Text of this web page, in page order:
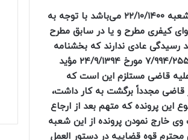
«… شکایت علیه اینجانب در اثنای رسیدگی به پرونده مطرح گردیده است و… تاریخ ارجاع پرونده به این شعبه ۲۲/۱۰/۱۴۰۰ می‌باشد با توجه به
دعوای کیفری مطرح و یا در سابق مطرح
رسیدگی عادی ندارند که بخشنامه
ریاست محترم وقت قوه قضاییه به شماره ۸۳/۱۰/۲۲۱/۸۳/۱۴۰۴۱ و نظریه مشورتی اداره حقوقی به شماره ۷/۹۹۴/۲۵۵۱ مورخ ۲۴/۹/۱۳۹۴ مؤید
قاضی مستلزم این است که
قاضی مجدداً برگشت به کار داشت،
این پرونده که متهم بعد از ارجاع
خارج نمودن پرونده از این شعبه
قوه قضاییه در دستور العمل